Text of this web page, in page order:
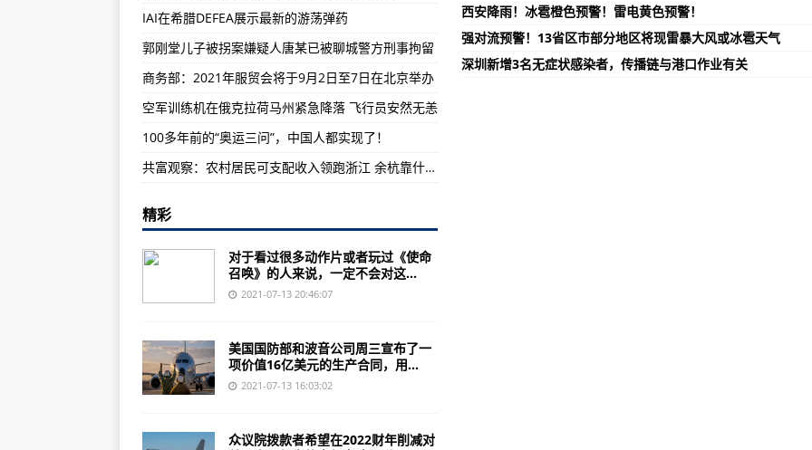
教师寒暑假取消？暑期托管变第三学期？教育部回应来了
郭刚堂儿子被拐案嫌疑人唐某已被聊城警方刑事拘留
教育部：课后服务结束时间与下班时间相衔接
注意防范！山西发布冰雹橙色预警
香港书展不少书商达成共识，不会放置及售卖违反国安法书籍
西安降雨！冰雹橙色预警！雷电黄色预警！
强对流预警！13省区市部分地区将现雷暴大风或冰雹天气
深圳新增3名无症状感染者，传播链与港口作业有关
IAI在希腊DEFEA展示最新的游荡弹药
郭刚堂儿子被拐案嫌疑人唐某已被聊城警方刑事拘留
商务部：2021年服贸会将于9月2日至7日在北京举办
空军训练机在俄克拉荷马州紧急降落 飞行员安然无恙
100多年前的“奥运三问”，中国人都实现了！
共富观察：农村居民可支配收入领跑浙江 余杭靠什么？
精彩
对于看过很多动作片或者玩过《使命
召唤》的人来说，一定不会对这...
2021-07-13 20:46:07
美国国防部和波音公司周三宣布了一
项价值16亿美元的生产合同，用...
2021-07-13 16:03:02
众议院拨款者希望在2022财年削减对